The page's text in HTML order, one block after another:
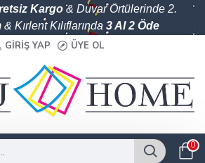
Kargo& Duvar Örtülerinde 2.
& Kırlent Kılıflarında 3 Al 2 Öde
GIRIŞ YAP ÜYE OL
0